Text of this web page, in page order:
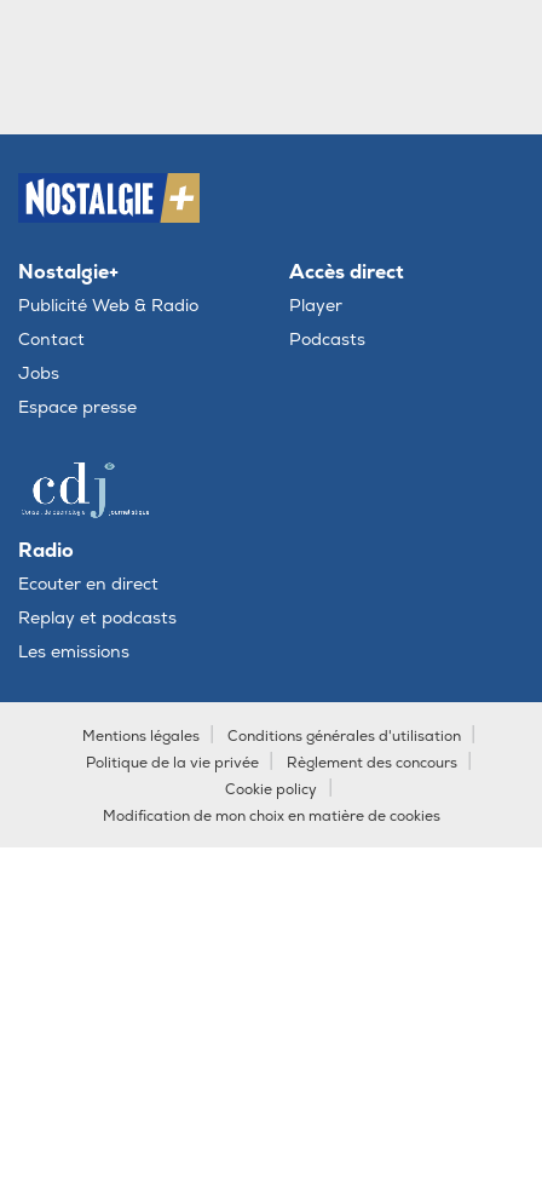
Nostalgie+
Publicité Web & Radio
Contact
Jobs
Espace presse
Accès direct
Player
Podcasts
Radio
Ecouter en direct
Replay et podcasts
Les emissions
Mentions légales
Conditions générales d'utilisation
Politique de la vie privée
Règlement des concours
Cookie policy
Modification de mon choix en matière de cookies